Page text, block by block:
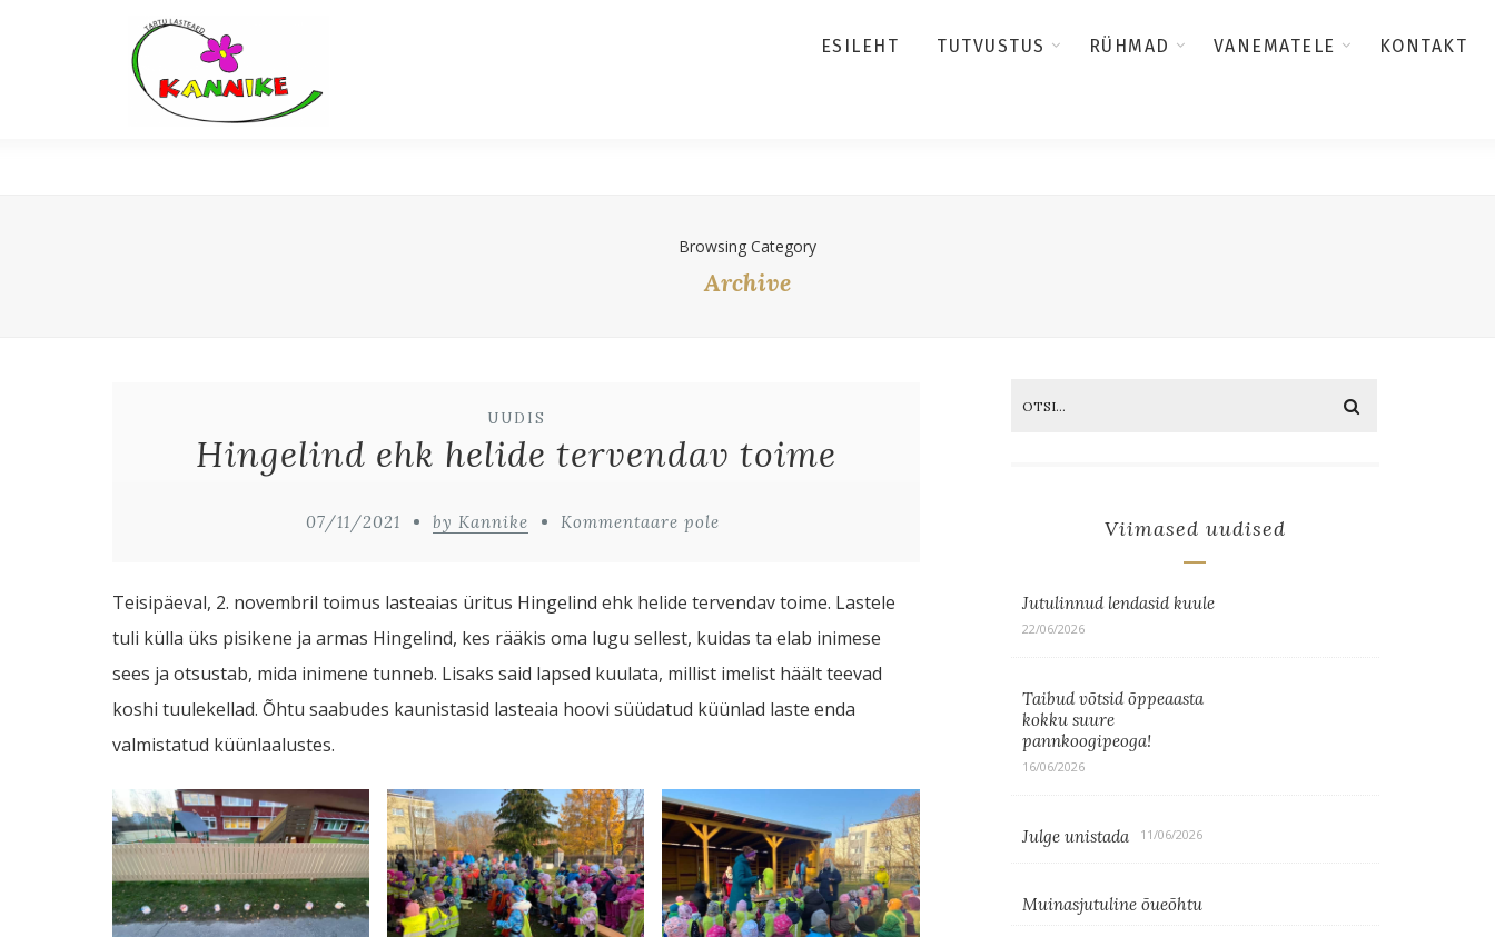
ESILEHT TUTVUSTUS RÜHMAD VANEMATELE KONTAKT
Browsing Category
Archive
UUDIS
Hingelind ehk helide tervendav toime
07/11/2021 by Kannike Kommentaare pole
Teisipäeval, 2. novembril toimus lasteaias üritus Hingelind ehk helide tervendav toime. Lastele
tuli külla üks pisikene ja armas Hingelind, kes rääkis oma lugu sellest, kuidas ta elab inimese
sees ja otsustab, mida inimene tunneb. Lisaks said lapsed kuulata, millist imelist häält teevad
koshi tuulekellad. Õhtu saabudes kaunistasid lasteaia hoovi süüdatud küünlad laste enda
valmistatud küünlaalustes.
Viimased uudised
Jutulinnud lendasid kuule
22/06/2026
Taibud võtsid õppeaasta
kokku suure
pannkoogipeoga!
16/06/2026
Julge unistada 11/06/2026
Muinasjutuline õueõhtu